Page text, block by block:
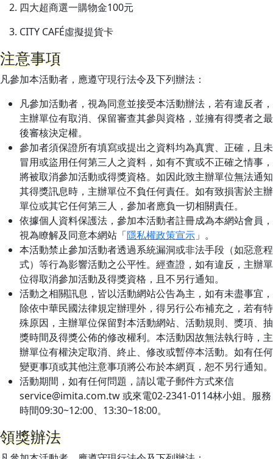
四大超商選一購物金100元
CITY CAFÉ虛擬提貨卡
注意事項
凡參加本活動者，應遵守現行法令及下列辦法：
凡參加活動者，視為同意並接受本活動辦法，若有違反者，
主辦單位有取消、保留審查其參與資格，並擁有得獎者之最
後審核決定權。
參加者須保證所有填寫或提出之資料均為真實、正確，且未
冒用或盜用任何第三人之資料，如有不實或不正確之情事，
將被取消參加活動或得獎資格。如因此致主辦單位無法通知
其得獎訊息時，主辦單位不負任何責任。如有致損害於主辦
單位或其它任何第三人，參加者應負一切相關責任。
依據個人資料保護法，參加本活動者註冊成為本網站會員，
視為瞭解及同意本網站「隱私權政策宣示 」。
本活動禁止參加活動者透過系統漏洞或非法手段（如惡意程
式）等行為影響活動之公平性。經查證，如有違反，主辦單
位得取消參加活動及得獎資格，且不另行通知。
活動之相關訊息，皆以活動網站公告為主，如有未盡事宜，
除依中華民國法律規定辦理外，得另行公布補充之，若有特
殊原因，主辦單位保留對本活動網站、活動規則、獎項、抽
獎時間及得獎公佈的修改權利。本活動因故無法執行時，主
辦單位有權決定取消、終止、修改或暫停本活動。如有任何
變更事項或其他注意事項將公布於本網頁，恕不另行通知。
活動期間，如有任何問題，請以電子郵件方式來信
service@imita.com.tw 或來電02-2341-0114林小姐。服務
時間09:30~12:00、13:30~18:00。
領獎辦法